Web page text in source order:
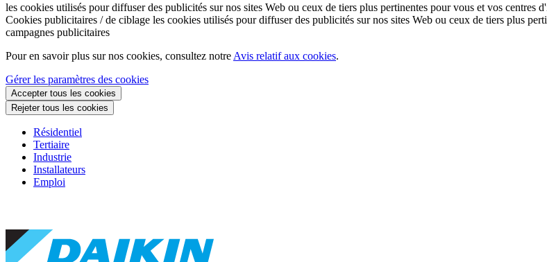
les cookies utilisés pour diffuser des publicités sur nos sites Web ou ceux de tiers plus pertinentes pour vous et vos centres
Cookies publicitaires / de ciblage les cookies utilisés pour diffuser des publicités sur nos sites Web ou ceux de tiers plus
campagnes publicitaires
Pour en savoir plus sur nos cookies, consultez notre Avis relatif aux cookies.
Gérer les paramètres des cookies
Accepter tous les cookies
Rejeter tous les cookies
Résidentiel
Tertiaire
Industrie
Installateurs
Emploi